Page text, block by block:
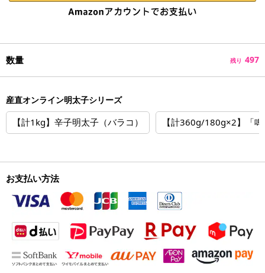
数量 残り 497
産直オンライン明太子シリーズ
【計1kg】辛子明太子（バラコ） 【計360g/180g×2】「
お支払い方法